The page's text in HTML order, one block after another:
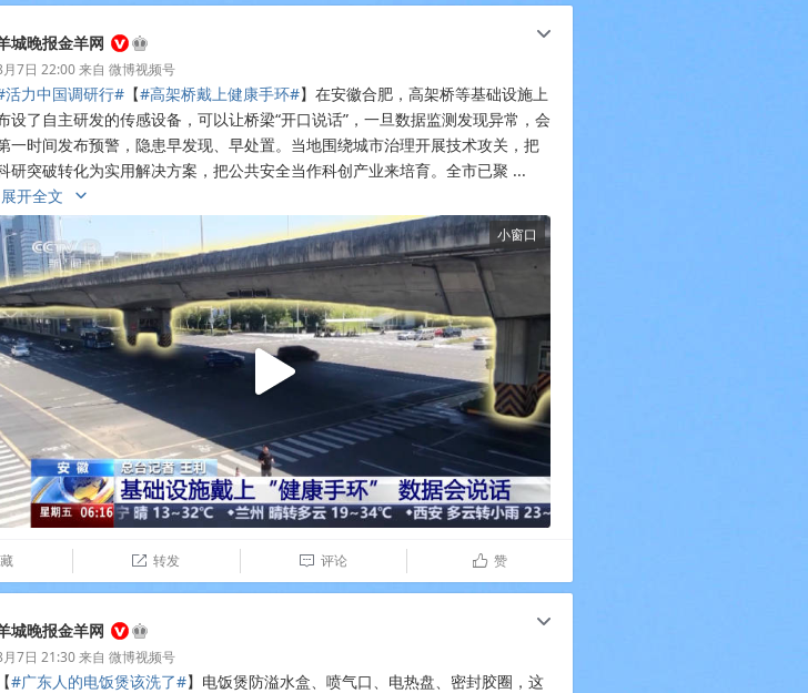
c
城晚报金羊网
月7日 22:00来自 微博视频号
活力中国调研行# 【#高架桥戴上健康手环#】在安徽合肥，高架桥等基础设施上
设了自主研发的传感设备，可以让桥梁“开口说话”，一旦数据监测发现异常，会
一时间发布预警，隐患早发现、早处置。当地围绕城市治理开展技术攻关，把
研突破转化为实用解决方案，把公共安全当作科创产业来培育。全市已聚 ​​​​...
展开全文
c
小窗口
 转发  评论 ñ 赞
c
城晚报金羊网
月7日 21:30来自 微博视频号
【#广东人的电饭煲该洗了#】电饭煲防溢水盒、喷气口、电热盘、密封胶圈，这